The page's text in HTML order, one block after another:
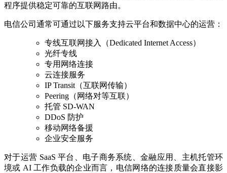
程序提供稳定可靠的互联网路由。
电信公司通常可通过以下服务支持云平台和数据中心的运营：
专线互联网接入（Dedicated Internet Access）
光纤专线
专用网络连接
云连接服务
IP Transit（互联网传输）
Peering（网络对等互联）
托管 SD-WAN
DDoS 防护
移动网络备援
企业安全服务
对于运营 SaaS 平台、电子商务系统、金融应用、主机托管环
境或 AI 工作负载的企业而言，电信网络的连接质量会直接影